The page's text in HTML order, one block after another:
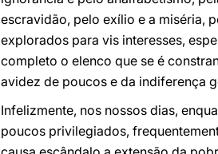
escravidão, pelo exílio e a miséria,
explorados para vis interesses,
completo o elenco que se é
avidez de poucos e da indiferença
Infelizmente, nos nossos dias,
poucos privilegiados,